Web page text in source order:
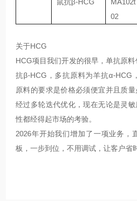
鼠抗β-HCG
MA102t
02
关于HCG
HCG项目我们开发的很早，单抗原
抗β-HCG，多抗原料为羊抗α-HCG
原料的要求是价格必须便宜并且质
经过多轮迭代优化，现在无论是灵
性都经得起市场的考验。
2026年开始我们增加了一项业务，
板，一步到位，不用调试，让客户省